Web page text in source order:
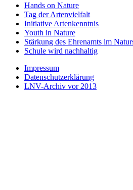
Hands on Nature
Tag der Artenvielfalt
Initiative Artenkenntnis
Youth in Nature
Stärkung des Ehrenamts im
Schule wird nachhaltig
Impressum
Datenschutzerklärung
LNV-Archiv vor 2013